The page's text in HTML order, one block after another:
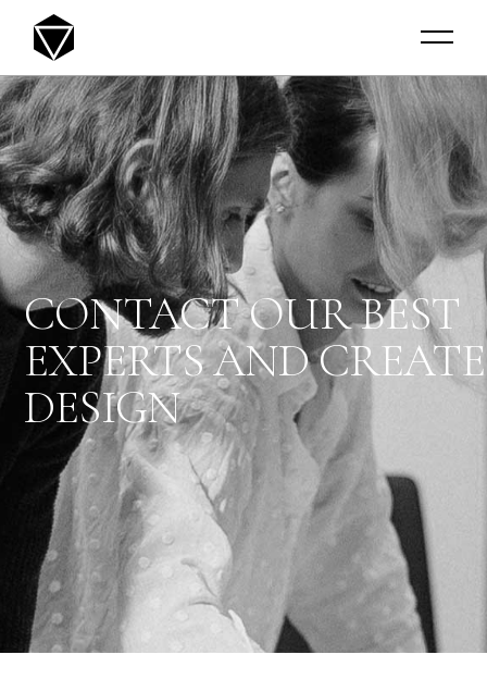
CONTACT OUR BEST
EXPERTSAND CREATE
DESIGN